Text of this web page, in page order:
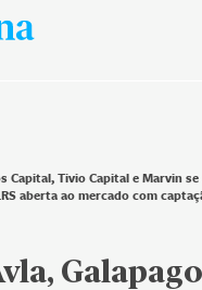
resultado
Capital, Tivio Capital e Marvin
aberta ao mercado com